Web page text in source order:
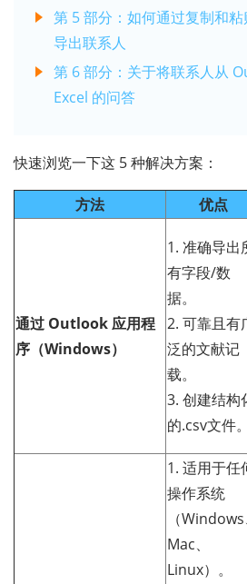
第 5 部分：如何通过复制和
导出联系人
第 6 部分：关于将联系人从
Excel 的问答
快速浏览一下这 5 种解决方案：
方法 优点
通过 Outlook 应用程
序（Windows）
1. 准确导出
有字段/数
据。
2. 可靠且有
泛的文献记
载。
3. 创建结构
的.csv文件。
1. 适用于任
操作系统
（Windows
Mac、
Linux）。